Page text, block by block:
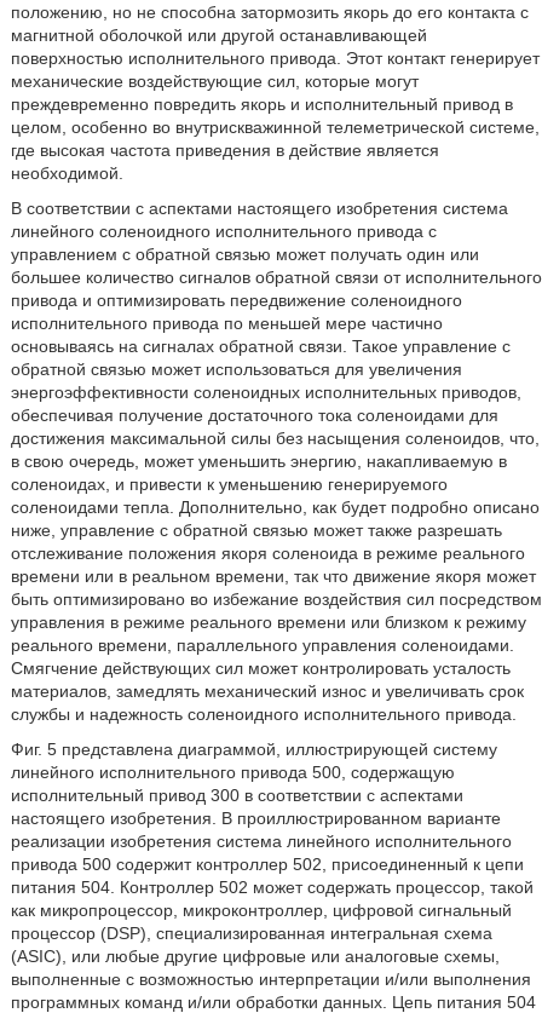
положению, но не способна затормозить якорь до его контакта с
магнитной оболочкой или другой останавливающей
поверхностью исполнительного привода. Этот контакт генерирует
механические воздействующие сил, которые могут
преждевременно повредить якорь и исполнительный привод в
целом, особенно во внутрискважинной телеметрической системе,
где высокая частота приведения в действие является
необходимой.
В соответствии с аспектами настоящего изобретения система
линейного соленоидного исполнительного привода с
управлением с обратной связью может получать один или
большее количество сигналов обратной связи от исполнительного
привода и оптимизировать передвижение соленоидного
исполнительного привода по меньшей мере частично
основываясь на сигналах обратной связи. Такое управление с
обратной связью может использоваться для увеличения
энергоэффективности соленоидных исполнительных приводов,
обеспечивая получение достаточного тока соленоидами для
достижения максимальной силы без насыщения соленоидов, что,
в свою очередь, может уменьшить энергию, накапливаемую в
соленоидах, и привести к уменьшению генерируемого
соленоидами тепла. Дополнительно, как будет подробно описано
ниже, управление с обратной связью может также разрешать
отслеживание положения якоря соленоида в режиме реального
времени или в реальном времени, так что движение якоря может
быть оптимизировано во избежание воздействия сил посредством
управления в режиме реального времени или близком к режиму
реального времени, параллельного управления соленоидами.
Смягчение действующих сил может контролировать усталость
материалов, замедлять механический износ и увеличивать срок
службы и надежность соленоидного исполнительного привода.
Фиг. 5 представлена диаграммой, иллюстрирующей систему
линейного исполнительного привода 500, содержащую
исполнительный привод 300 в соответствии с аспектами
настоящего изобретения. В проиллюстрированном варианте
реализации изобретения система линейного исполнительного
привода 500 содержит контроллер 502, присоединенный к цепи
питания 504. Контроллер 502 может содержать процессор, такой
как микропроцессор, микроконтроллер, цифровой сигнальный
процессор (DSP), специализированная интегральная схема
(ASIC), или любые другие цифровые или аналоговые схемы,
выполненные с возможностью интерпретации и/или выполнения
программных команд и/или обработки данных. Цепь питания 504